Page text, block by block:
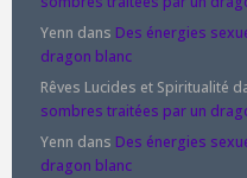
Yenn dans Des énergies
dragon blanc
Rêves Lucides et Spiritualité
sombres traitées par un
Yenn dans Des énergies
dragon blanc